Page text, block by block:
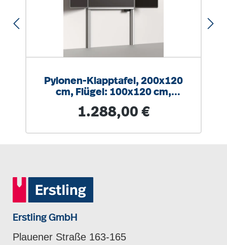
Pylonen-Klapptafel, 200x120
cm, Flügel: 100x120 cm,
Regulärer Preis:
1.288,00 €
Erstling GmbH
Plauener Straße 163-165